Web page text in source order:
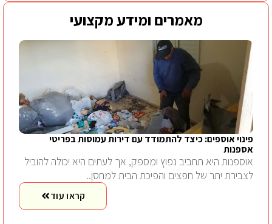
מאמרים ומידע מקצועי
פינוי אוספים: כיצד להתמודד עם דירות עמוסות בפריטי
אספנות
אוספנות היא תחביב נפוץ ומספק, אך לעתים היא יכולה להוביל
לצבירת יתר של חפצים והפיכת הבית למחסן..
קראו עוד